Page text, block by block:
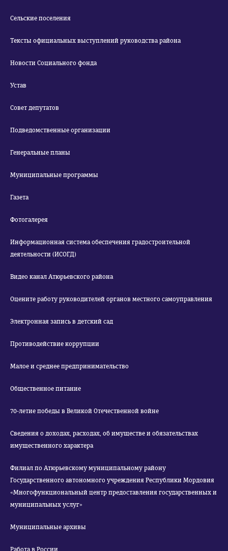
Сельские поселения
Тексты официальных выступлений руководства района
Новости Социального фонда
Устав
Совет депутатов
Подведомственные организации
Генеральные планы
Муниципальные программы
Газета
Фотогалерея
Информационная система обеспечения градостроительной
деятельности (ИСОГД)
Видео канал Атюрьевского района
Оцените работу руководителей органов местного самоуправления
Электронная запись в детский сад
Противодействие коррупции
Малое и среднее предпринимательство
Общественное питание
70-летие победы в Великой Отечественной войне
Сведения о доходах, расходах, об имуществе и обязательствах
имущественного характера
Филиал по Атюрьевскому муниципальному району
Государственного автономного учреждения Республики Мордовия
«Многофункциональный центр предоставления государственных и
муниципальных услуг»
Муниципальные архивы
Работа в России